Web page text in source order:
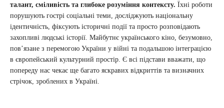
талант, сміливість та глибоке розуміння контексту. Їхні роботи
порушують гострі соціальні теми, досліджують національну
ідентичність, фіксують історичні події та просто розповідають
захопливі людські історії. Майбутнє українського кіно, безумовно,
пов’язане з перемогою України у війні та подальшою інтеграцією
в європейський культурний простір. Є всі підстави вважати, що
попереду нас чекає ще багато яскравих відкриттів та визначних
стрічок, зроблених в Україні.